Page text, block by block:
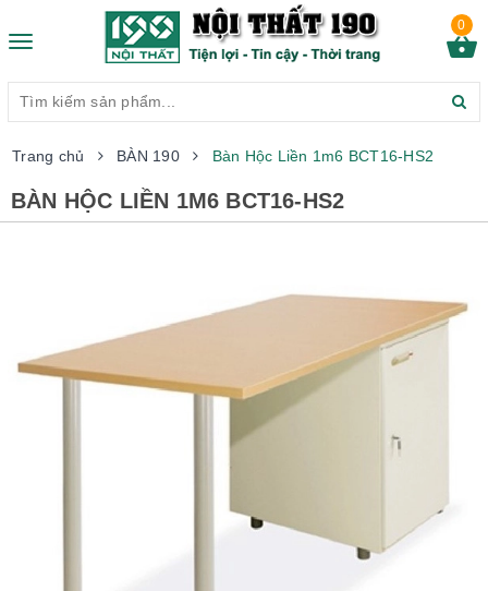
Toggle
0
Trang chủ BÀN 190 Bàn Hộc Liền 1m6 BCT16-HS2
BÀN HỘC LIỀN 1M6 BCT16-HS2